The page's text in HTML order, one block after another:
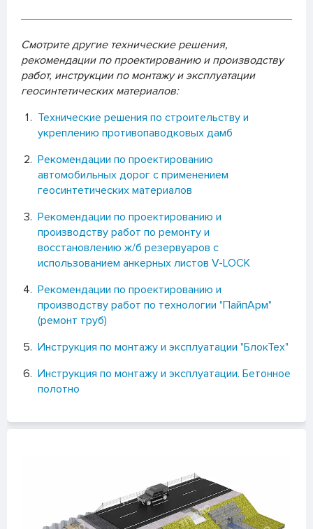
Смотрите другие технические решения,
рекомендации по проектированию и производству
работ, инструкции по монтажу и эксплуатации
геосинтетических материалов:
Технические решения по строительству и
укреплению противопаводковых дамб
Рекомендации по проектированию
автомобильных дорог с применением
геосинтетических материалов
Рекомендации по проектированию и
производству работ по ремонту и
восстановлению ж/б резервуаров с
использованием анкерных листов V-LOCK
Рекомендации по проектированию и
производству работ по технологии "ПайпАрм"
(ремонт труб)
Инструкция по монтажу и эксплуатации "БлокТех"
Инструкция по монтажу и эксплуатации. Бетонное
полотно